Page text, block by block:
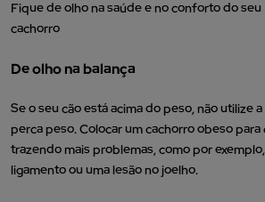
Fique de olho na saúde e no conforto do seu
cachorro
De olho na balança
Se o seu cão está acima do peso, não utilize
perca peso. Colocar um cachorro obeso
trazendo mais problemas, como por
ligamento ou uma lesão no joelho.